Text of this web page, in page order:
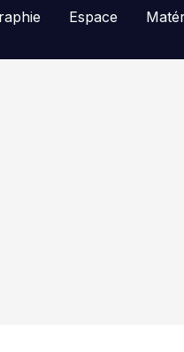
EspaceRechercher